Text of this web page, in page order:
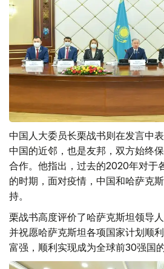
中国人大委员长栗战书则在发言中
中国的近邻，也是友邦，双方始终
合作。他指出，过去的2020年对于
的时期，面对疫情，中国和哈萨克
持。
栗战书高度评价了哈萨克斯坦领导
并祝愿哈萨克斯坦各项国家计划顺
富强，顺利实现成为全球前30强国的